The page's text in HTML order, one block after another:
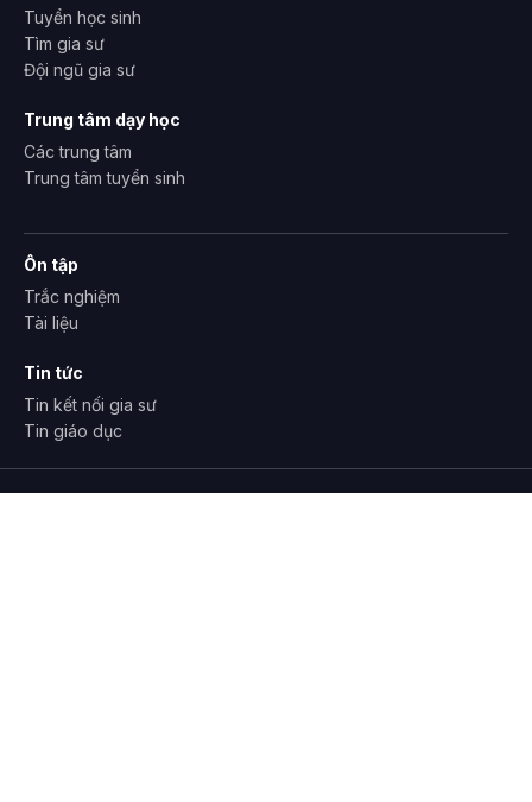
Tuyển học sinh
Tìm gia sư
Đội ngũ gia sư
Trung tâm dạy học
Các trung tâm
Trung tâm tuyển sinh
Ôn tập
Trắc nghiệm
Tài liệu
Tin tức
Tin kết nối gia sư
Tin giáo dục